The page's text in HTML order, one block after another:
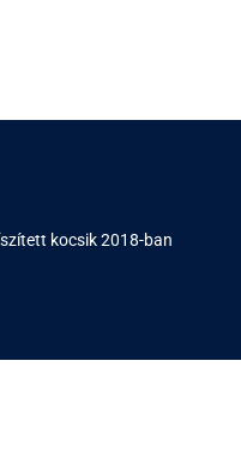
kocsik 2018-ban